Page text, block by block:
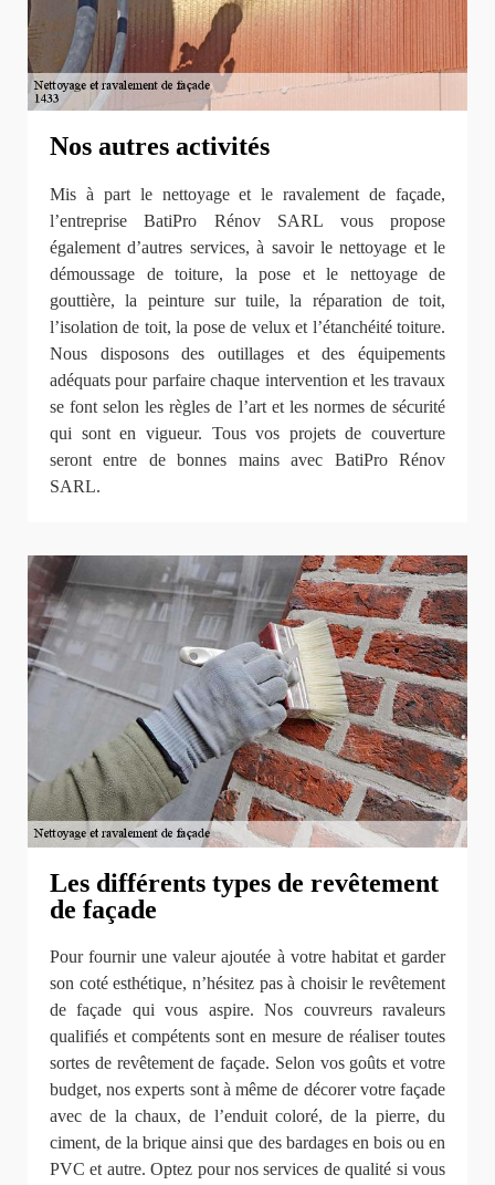
Nos autres activités
Mis à part le nettoyage et le ravalement de façade,
l’entreprise BatiPro Rénov SARL vous propose
également d’autres services, à savoir le nettoyage et le
démoussage de toiture, la pose et le nettoyage de
gouttière, la peinture sur tuile, la réparation de toit,
l’isolation de toit, la pose de velux et l’étanchéité toiture.
Nous disposons des outillages et des équipements
adéquats pour parfaire chaque intervention et les travaux
se font selon les règles de l’art et les normes de sécurité
qui sont en vigueur. Tous vos projets de couverture
seront entre de bonnes mains avec BatiPro Rénov
SARL.
Les différents types de revêtement
de façade
Pour fournir une valeur ajoutée à votre habitat et garder
son coté esthétique, n’hésitez pas à choisir le revêtement
de façade qui vous aspire. Nos couvreurs ravaleurs
qualifiés et compétents sont en mesure de réaliser toutes
sortes de revêtement de façade. Selon vos goûts et votre
budget, nos experts sont à même de décorer votre façade
avec de la chaux, de l’enduit coloré, de la pierre, du
ciment, de la brique ainsi que des bardages en bois ou en
PVC et autre. Optez pour nos services de qualité si vous